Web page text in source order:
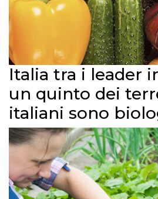
Italia tra i leader
un quinto dei
italiani sono